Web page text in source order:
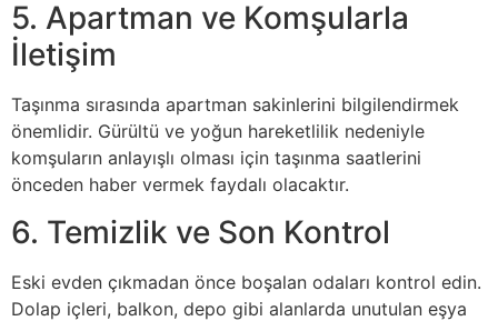
5. Apartman ve Komşularla
İletişim
Taşınma sırasında apartman sakinlerini bilgilendirmek
önemlidir. Gürültü ve yoğun hareketlilik nedeniyle
komşuların anlayışlı olması için taşınma saatlerini
önceden haber vermek faydalı olacaktır.
6. Temizlik ve Son Kontrol
Eski evden çıkmadan önce boşalan odaları kontrol edin.
Dolap içleri, balkon, depo gibi alanlarda unutulan eşya